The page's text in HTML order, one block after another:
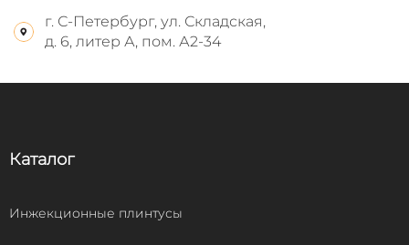
г. С-Петербург, ул. Складская,
д. 6, литер А, пом. А2-34
Каталог
Инжекционные плинтусы